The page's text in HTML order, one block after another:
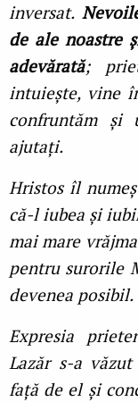
inversat.
de ale noastre
adevărată;
intuiește, vine
confruntăm și
ajutați.
Hristos îl
că-l iubea și
mai mare
pentru surorile
devenea posibil.
Expresia
Lazăr s-a
față de el și